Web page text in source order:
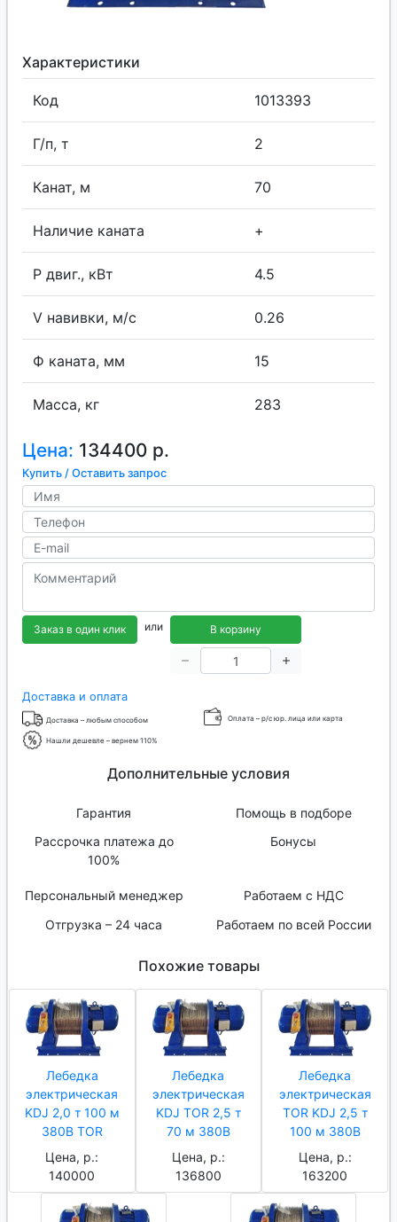
Характеристики
Код 1013393
Г/п, т 2
Канат, м 70
Наличие каната +
P двиг., кВт 4.5
V навивки, м/с 0.26
Ф каната, мм 15
Масса, кг 283
Цена: 134400 р.
Купить / Оставить запрос
Заказ в один клик или В корзину
Доставка и оплата
Доставка – любым способом Оплата – р/с юр. лица или карта
Нашли дешевле – вернем 110%
Дополнительные условия
Гарантия
Помощь в подборе
Рассрочка платежа до
100%
Бонусы
Персональный менеджер
Работаем с НДС
Отгрузка – 24 часа
Работаем по всей России
Похожие товары
Лебедка
электрическая
KDJ 2,0 т 100 м
380В TOR
Цена, р.:
140000
Лебедка
электрическая
KDJ TOR 2,5 т
70 м 380В
Цена, р.:
136800
Лебедка
электрическая
TOR KDJ 2,5 т
100 м 380В
Цена, р.:
163200